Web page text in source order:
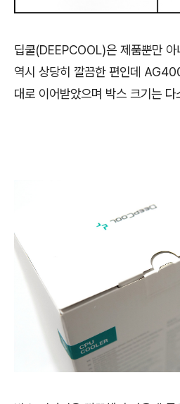
딥쿨(DEEPCOOL)은 제품뿐만 아
역시 상당히 깔끔한 편인데
대로 이어받았으며 박스 크기는 다